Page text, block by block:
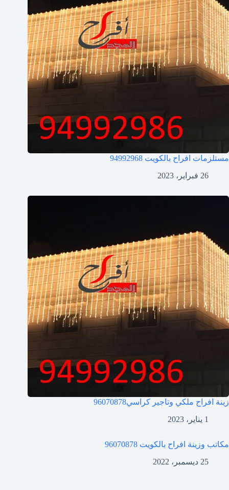
مستلزمات افراح بالكويت 94992968
26 فبراير، 2023
زينة افراح ملكي وتاجير كراسي96070878
1 يناير، 2023
مكاتب وزينة افراح بالكويت 96070878
25 ديسمبر، 2022